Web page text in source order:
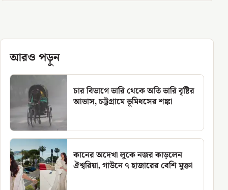
আরও পড়ুন
চার বিভাগে ভারি থেকে অতি ভারি বৃষ্টির
আভাস, চট্টগ্রামে ভূমিধসের শঙ্কা
কানের অদেখা লুকে নজর কাড়লেন
ঐশ্বরিয়া, গাউনে ৭ হাজারের বেশি মুক্তা